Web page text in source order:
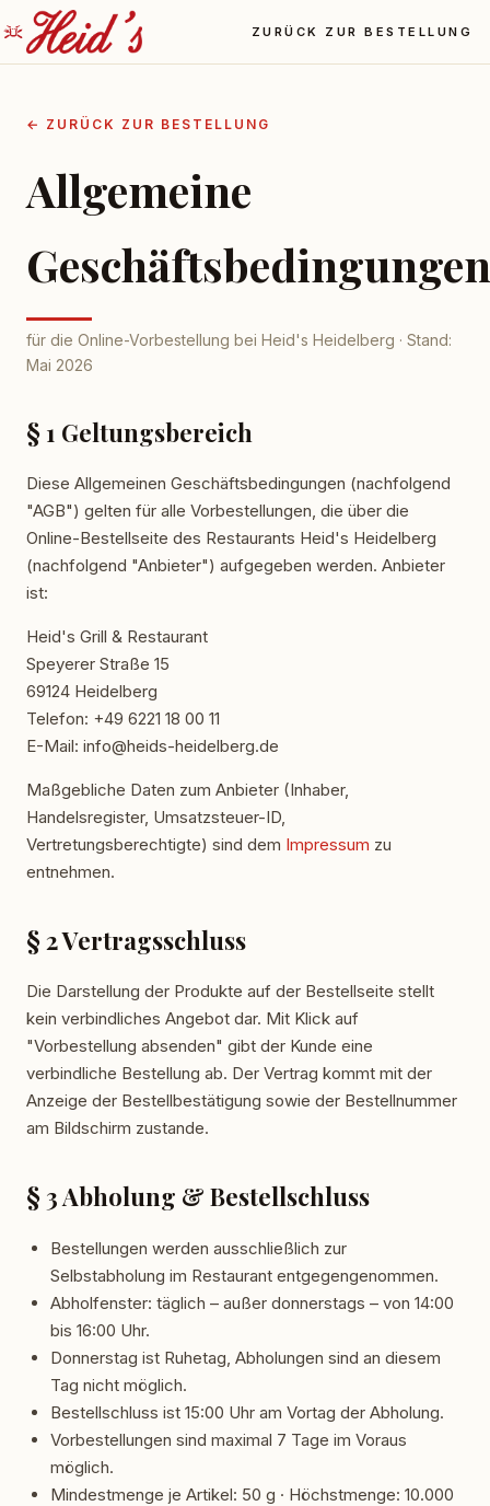
ZURÜCK ZUR BESTELLUNG
← ZURÜCK ZUR BESTELLUNG
Allgemeine
Geschäftsbedingungen
für die Online-Vorbestellung bei Heid's Heidelberg · Stand:
Mai 2026
§ 1 Geltungsbereich
Diese Allgemeinen Geschäftsbedingungen (nachfolgend
"AGB") gelten für alle Vorbestellungen, die über die
Online-Bestellseite des Restaurants Heid's Heidelberg
(nachfolgend "Anbieter") aufgegeben werden. Anbieter
ist:
Heid's Grill & Restaurant
Speyerer Straße 15
69124 Heidelberg
Telefon: +49 6221 18 00 11
E-Mail: info@heids-heidelberg.de
Maßgebliche Daten zum Anbieter (Inhaber,
Handelsregister, Umsatzsteuer-ID,
Vertretungsberechtigte) sind dem Impressum zu
entnehmen.
§ 2 Vertragsschluss
Die Darstellung der Produkte auf der Bestellseite stellt
kein verbindliches Angebot dar. Mit Klick auf
"Vorbestellung absenden" gibt der Kunde eine
verbindliche Bestellung ab. Der Vertrag kommt mit der
Anzeige der Bestellbestätigung sowie der Bestellnummer
am Bildschirm zustande.
§ 3 Abholung & Bestellschluss
Bestellungen werden ausschließlich zur
Selbstabholung im Restaurant entgegengenommen.
Abholfenster: täglich – außer donnerstags – von 14:00
bis 16:00 Uhr.
Donnerstag ist Ruhetag, Abholungen sind an diesem
Tag nicht möglich.
Bestellschluss ist 15:00 Uhr am Vortag der Abholung.
Vorbestellungen sind maximal 7 Tage im Voraus
möglich.
Mindestmenge je Artikel: 50 g · Höchstmenge: 10.000